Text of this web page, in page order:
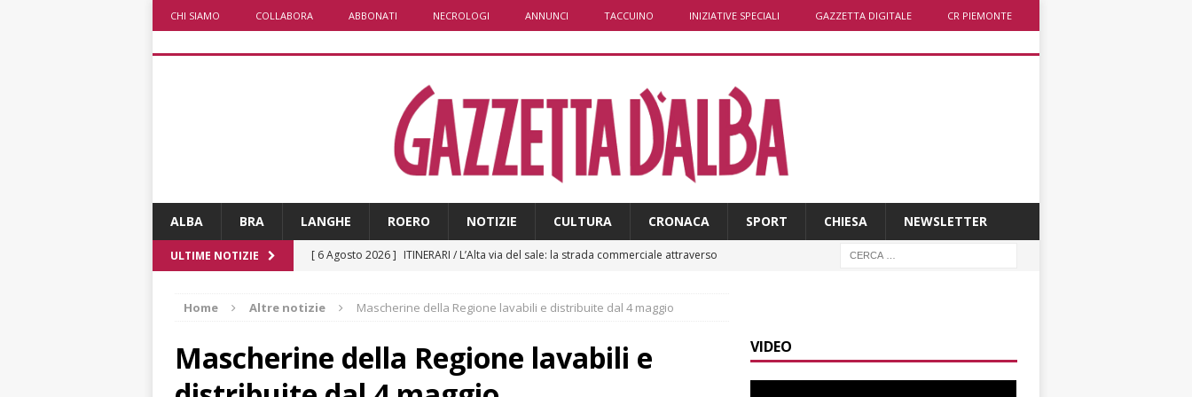
CHI SIAMO COLLABORA ABBONATI NECROLOGI ANNUNCI TACCUINO INIZIATIVE SPECIALI GAZZETTA DIGITALE CR PIEMONTE
ALBA BRA LANGHE ROERO NOTIZIE CULTURA CRONACA SPORT CHIESA NEWSLETTER
ULTIME NOTIZIE [ 6 Agosto 2026 ] ITINERARI / L’Alta via del sale: la strada commerciale attraverso
[ 5 Agosto 2026 ] Piemonte Film TV Fund: 13 progetti finanziati con 4 milioni
CULTURA
Ortofrutta, anche il Piemonte in crisi tra caldo e grandine
Home Altre notizie Mascherine della Regione lavabili e distribuite dal 4 maggio
Mascherine della Regione lavabili e
VIDEO